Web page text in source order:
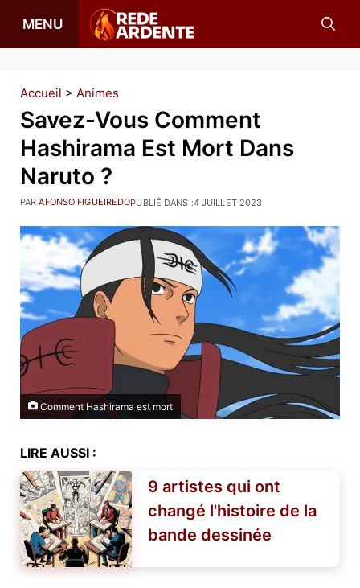
MENU
Accueil > Animes
Savez-Vous Comment
Hashirama Est Mort Dans
Naruto ?
PUBLIÉ DANS :4 JUILLET 2023
PARAFONSO FIGUEIREDO
Comment Hashirama est mort
LIRE AUSSI :
9 artistes qui ont
changé l'histoire de la
bande dessinée